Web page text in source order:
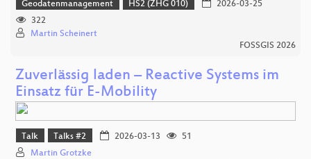
Geodatenmanagement HS2 (ZHG 010)
2026-03-25
322
Martin Scheinert
FOSSGIS 2026
Zuverlässig laden – Reactive Systems im
Einsatz für E-Mobility
Talk Talks #2 2026-03-13
51
Martin Grotzke